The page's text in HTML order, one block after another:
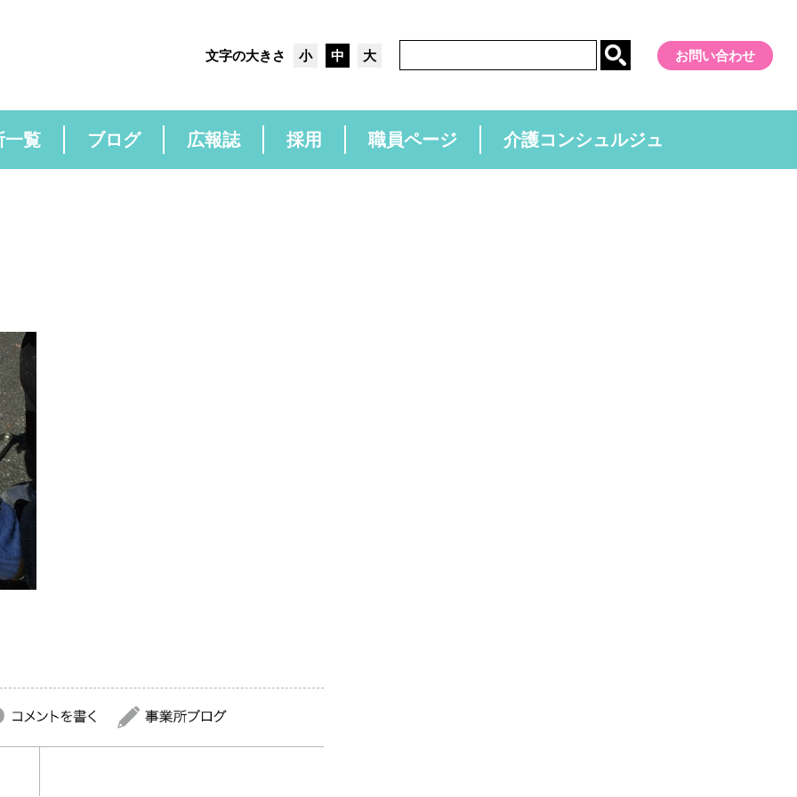
文字の大きさ 小 中 大 お問い合わせ
一覧 ブログ 広報誌 採用 職員ページ 介護コンシュルジュ